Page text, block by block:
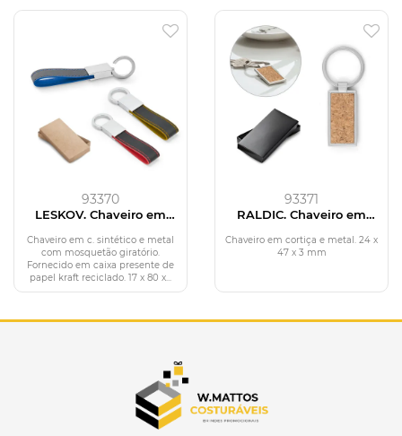
93370
LESKOV. Chaveiro em
Chaveiro em c. sintético e metal
com mosquetão giratório.
Fornecido em caixa presente de
papel kraft reciclado. 17 x 80 x...
93371
RALDIC. Chaveiro em
Chaveiro em cortiça e metal. 24 x
47 x 3 mm